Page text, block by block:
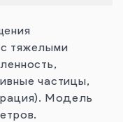
тяжелыми
частицы,
Модель